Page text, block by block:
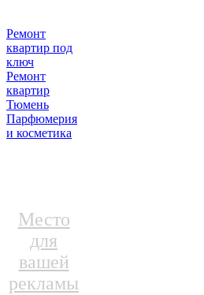
Ремонт
квартир под
ключ
Ремонт
квартир
Тюмень
Парфюмерия
и косметика
Место
для
вашей
рекламы